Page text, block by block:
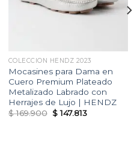
COLECCION HENDZ 2023
Mocasines para Dama en
Cuero Premium Plateado
Metalizado Labrado con
Herrajes de Lujo | HENDZ
$169.900 Original
price
$147.813Current